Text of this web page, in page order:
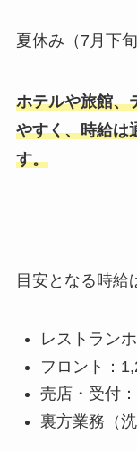
夏休み（ 7 月下
ホテルや旅館、
やすく、時給は
す。
目安となる時給
レストランホ
フロント：
売店・受付：
裏方業務（